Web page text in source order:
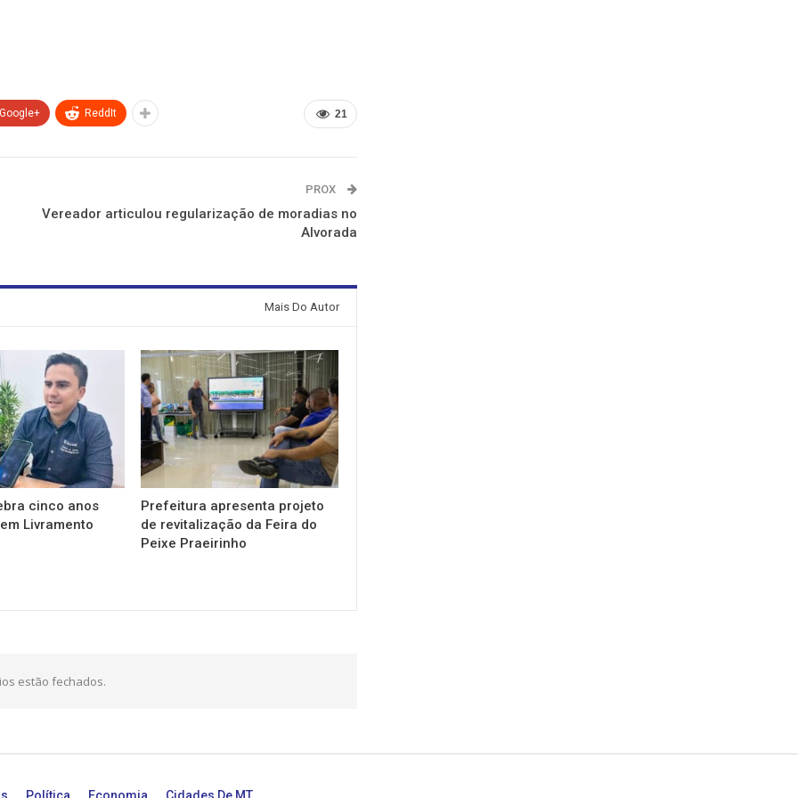
21
Google+ ReddIt
PROX
Vereador articulou regularização de moradias no
Alvorada
Mais Do Autor
cinco anos
Livramento
Prefeitura apresenta projeto
de revitalização da Feira do
Peixe Praeirinho
estão fechados.
Política Economia Cidades De MT